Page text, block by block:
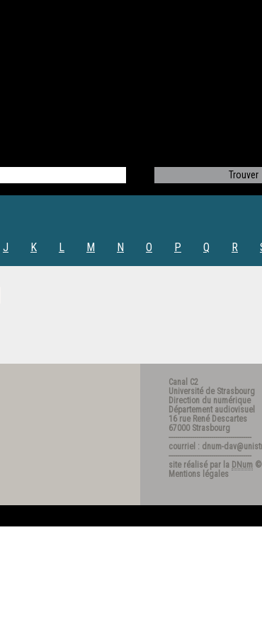
J K L M N O P Q R
Canal C2
Université de Strasbourg
Direction du numérique
Département audiovisuel
16 rue René Descartes
67000 Strasbourg
---------------------------------------
courriel : dnum-
---------------------------------------
site réalisé par la DNum ©
Mentions légales